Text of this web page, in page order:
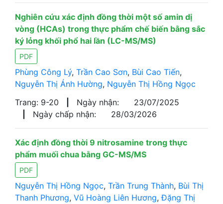
Nghiên cứu xác định đồng thời một số amin dị
vòng (HCAs) trong thực phẩm chế biến bằng sắc
ký lỏng khối phổ hai lần (LC-MS/MS)
PDF
Phùng Công Lý, Trần Cao Sơn, Bùi Cao Tiến,
Nguyễn Thị Ánh Hường, Nguyễn Thị Hồng Ngọc
Trang: 9-20
Ngày nhận:
23/07/2025
Ngày chấp nhận: 28/03/2026
Xác định đồng thời 9 nitrosamine trong thực
phẩm muối chua bằng GC-MS/MS
PDF
Nguyễn Thị Hồng Ngọc, Trần Trung Thành, Bùi Thị
Thanh Phương, Vũ Hoàng Liên Hương,Đặng Thị